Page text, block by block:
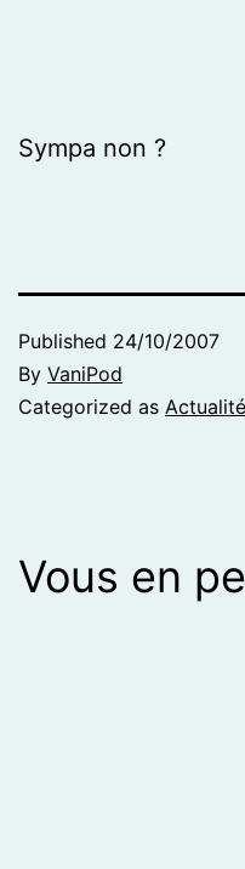
Sympa non ?
Published 24/10/2007
By VaniPod
Categorized as
Vous en